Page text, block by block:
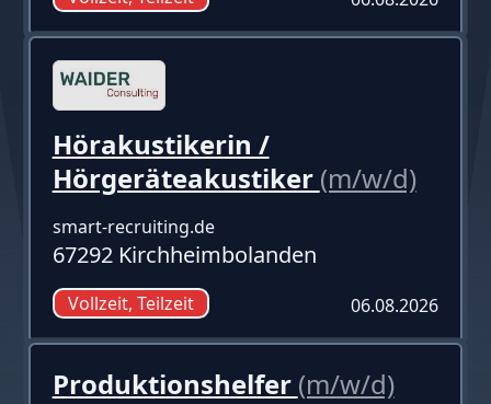
Hörakustikerin /
Hörgeräteakustiker (m/w/d)
smart-recruiting.de
67292 Kirchheimbolanden
Vollzeit, Teilzeit 06.08.2026
Produktionshelfer (m/w/d)